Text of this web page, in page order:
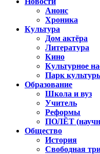
Анонс
Хроника
Культура
Дом актёра
Литература
Кино
Культурное
Парк
Образование
Школа и вуз
Учитель
Реформы
ПОЛЁТ
Общество
История
Свободная